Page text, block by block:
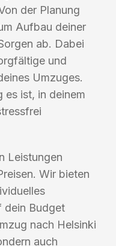
der Planung
Aufbau deiner
ab. Dabei
und
Umzuges.
es ist, in deinem
Leistungen
Wir bieten
dein Budget
nach Helsinki
auch